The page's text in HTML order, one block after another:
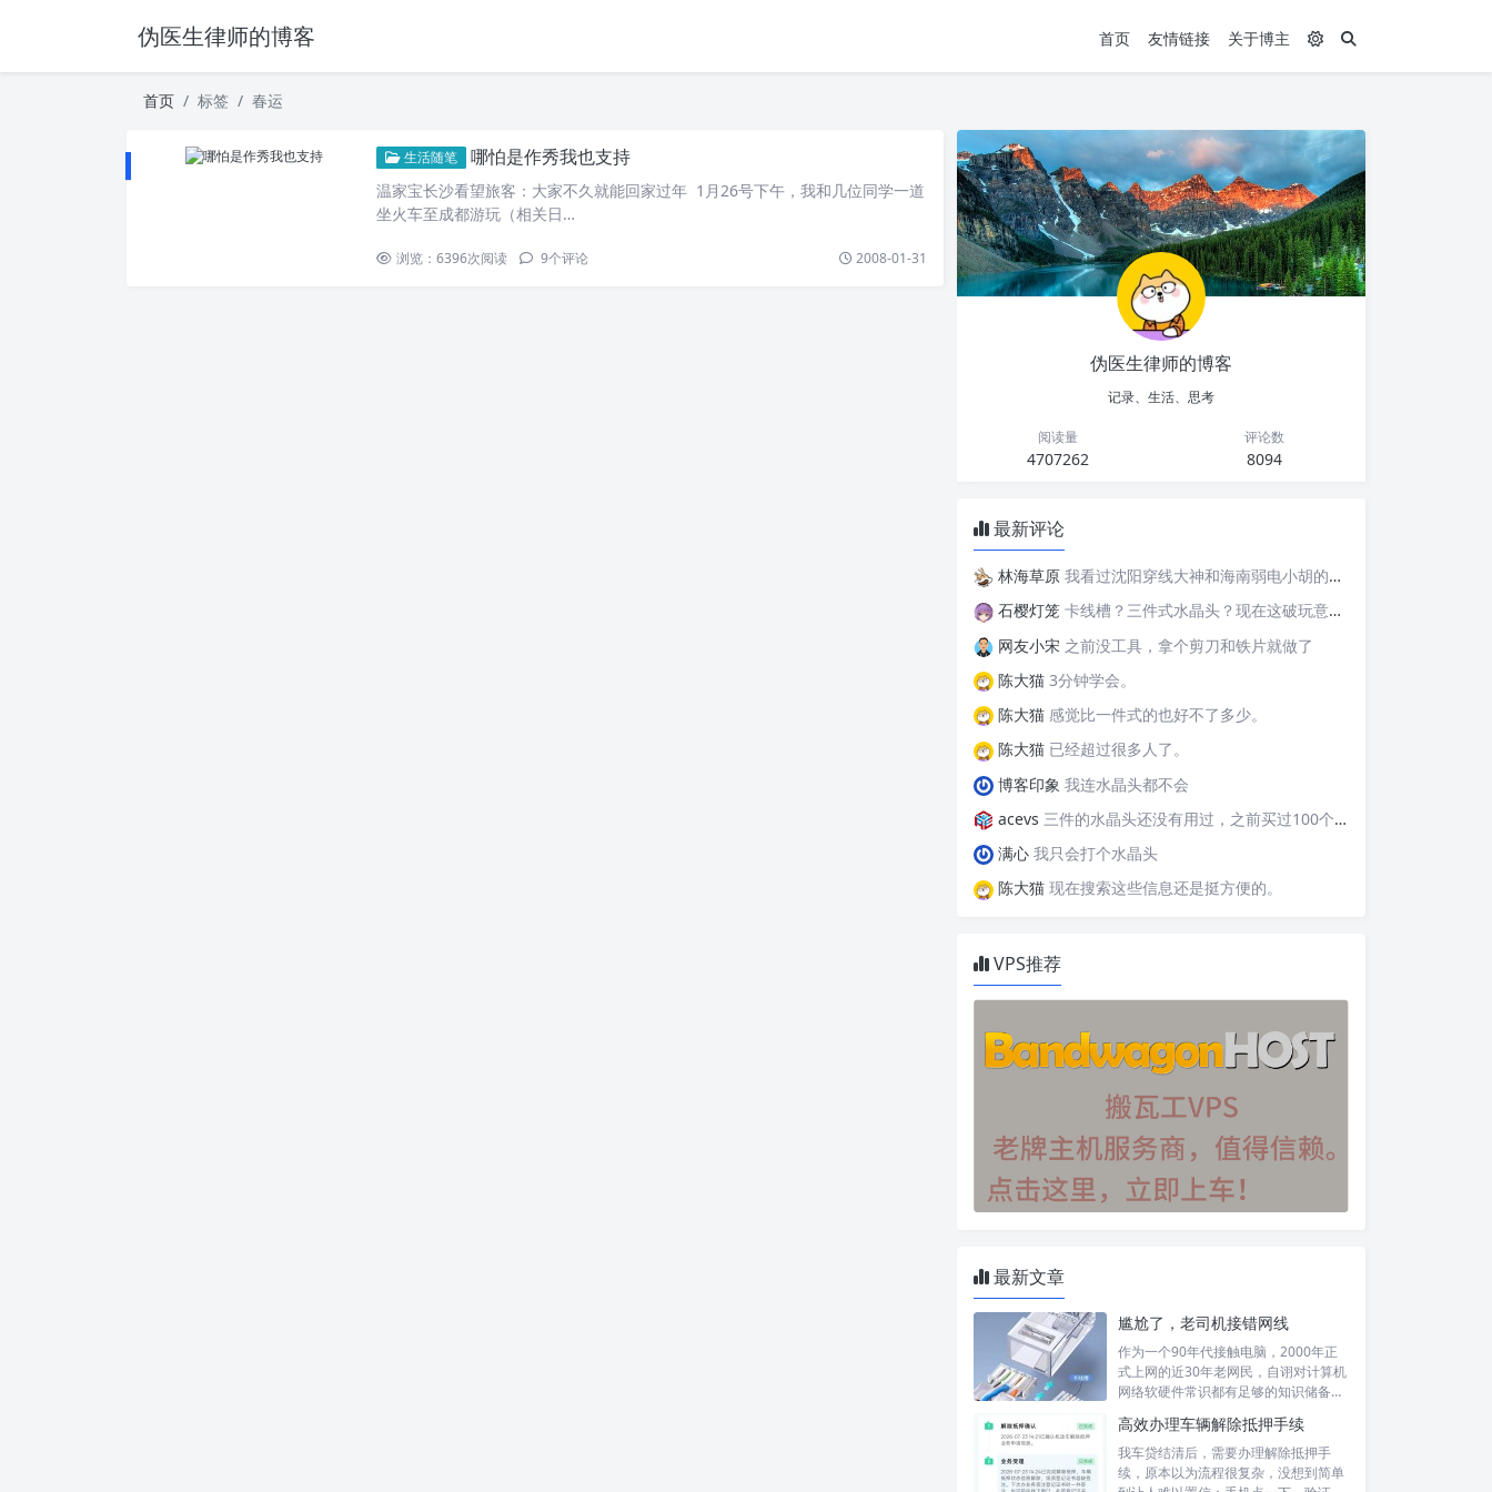
伪医生律师的博客 首页 友情链接 关于博主
首页 标签 春运
生活随笔 哪怕是作秀我也支持
温家宝长沙看望旅客：大家不久就能回家过年 1月26号下午，我和几位同学一道
坐火车至成都游玩（相关日…
浏览：6396次阅读 9个评论 2008-01-31
伪医生律师的博客
记录、生活、思考
阅读量
4707262
评论数
8094
最新评论
林海草原 我看过沈阳穿线大神和海南弱电小胡的视频，他们做这些的熟练程度，是不是也是建立在这些翻车之上的....
石樱灯笼 卡线槽？三件式水晶头？现在这破玩意变得这么复杂了？
网友小宋 之前没工具，拿个剪刀和铁片就做了
陈大猫 3分钟学会。
陈大猫 感觉比一件式的也好不了多少。
陈大猫 已经超过很多人了。
博客印象 我连水晶头都不会
acevs 三件的水晶头还没有用过，之前买过100个水晶头还没有 用完。
满心 我只会打个水晶头
陈大猫 现在搜索这些信息还是挺方便的。
VPS推荐
最新文章
尴尬了，老司机接错网线
作为一个90年代接触电脑，2000年正
式上网的近30年老网民，自诩对计算机
网络软硬件常识都有足够的知识储备，
高效办理车辆解除抵押手续
我车贷结清后，需要办理解除抵押手
续，原本以为流程很复杂，没想到简单